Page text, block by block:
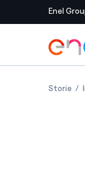
Enel
Siti del
Vai al
Storie